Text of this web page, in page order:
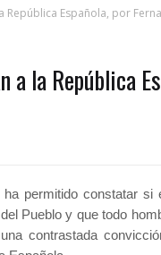
Española, por
a la República
permitido constatar
Pueblo y que todo
contrastada